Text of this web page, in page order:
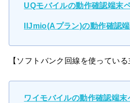
UQモバイルの動作確認端末
IIJmio(Aプラン)の動作確認
【ソフトバンク回線を使っている
ワイモバイルの動作確認端末